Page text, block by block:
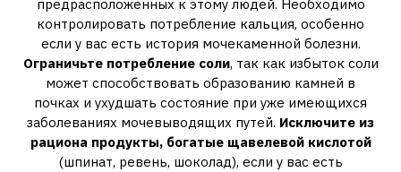
предрасположенных к этому людей. Необходимо
контролировать потребление кальция, особенно
если у вас есть история мочекаменной болезни.
Ограничьте потребление соли, так как избыток соли
может способствовать образованию камней в
почках и ухудшать состояние при уже имеющихся
заболеваниях мочевыводящих путей. Исключите из
рациона продукты, богатые щавелевой кислотой
(шпинат, ревень, шоколад), если у вас есть